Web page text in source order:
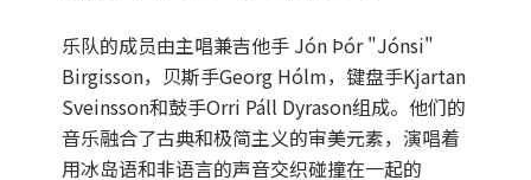
乐队的成员由主唱兼吉他手 Jón Þór "Jónsi"
Birgisson，贝斯手Georg Hólm，键盘手Kjartan
Sveinsson和鼓手Orri Páll Dyrason组成。他们的
音乐融合了古典和极简主义的审美元素，演唱着
用冰岛语和非语言的声音交织碰撞在一起的